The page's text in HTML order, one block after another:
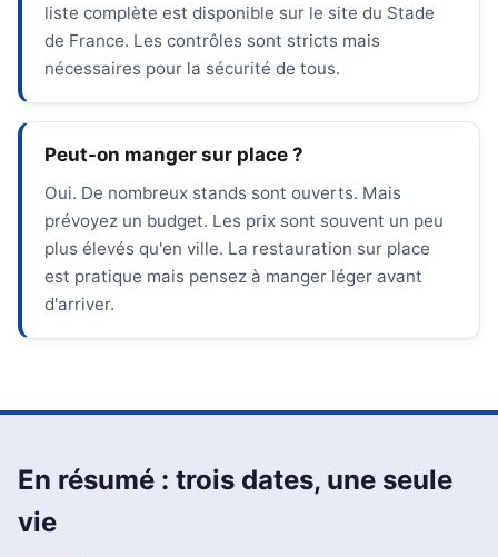
liste complète est disponible sur le site du Stade
de France. Les contrôles sont stricts mais
nécessaires pour la sécurité de tous.
Peut-on manger sur place ?
Oui. De nombreux stands sont ouverts. Mais
prévoyez un budget. Les prix sont souvent un peu
plus élevés qu'en ville. La restauration sur place
est pratique mais pensez à manger léger avant
d'arriver.
En résumé : trois dates, une seule
vie